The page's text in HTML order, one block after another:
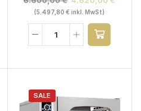
(5.497,80€ inkl. MwSt)
SALE